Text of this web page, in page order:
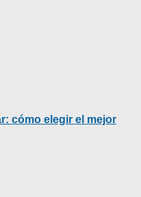
cómo elegir el mejor